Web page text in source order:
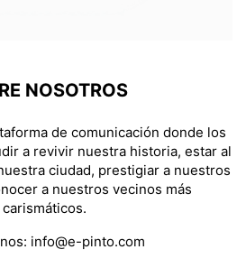
NOSOTROS
de comunicación donde los
a revivir nuestra historia, estar al
ciudad, prestigiar a nuestros
a nuestros vecinos más
carismáticos.
info@e-pinto.com